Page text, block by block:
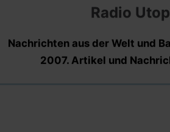
Radio
Nachrichten aus der Welt und
2007. Artikel und